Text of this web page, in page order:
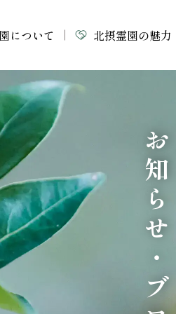
について 北摂霊園の魅力
お知らせ・ブログ